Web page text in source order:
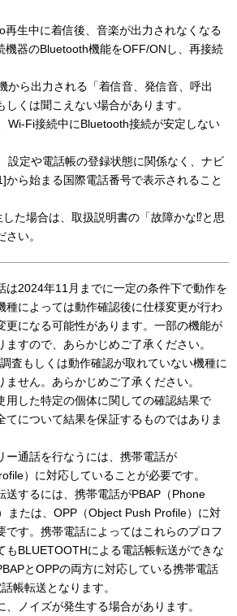
再生中に着信後、音楽が出力されなくなる
機器のBluetooth機能をOFF/ONし、再接続
から出力される「着信音、発信音、呼出
くは聞こえない場合があります。
Wi-Fi接続中にBluetooth接続が安定しない
設定や電話帳の登録状態に関係なく、ナビ
から始まる国際電話番号で表示されること
た場合は、取扱説明書の「故障かな⁉と思
い。
2024年11月までに一定の条件下で動作を
種によっては動作確認後に仕様変更が行わ
更になる可能性があります。一部の機能が
すので、あらかじめご了承ください。
査もしくは動作確認が取れていない機種に
せん。あらかじめご了承ください。
した特定の個体に関しての確認結果で
てについて結果を保証するものではありま
通話を行なうには、携帯電話が
）に対応していることが必要です。
するには、携帯電話がPBAP（Phone
または、OPP（Object Push Profile）に対
です。携帯電話によってはこれらのプロフ
もBLUETOOTHによる電話帳転送ができな
とOPPの両方に対応している携帯電話
帳転送となります。
ノイズが発生する場合があります。